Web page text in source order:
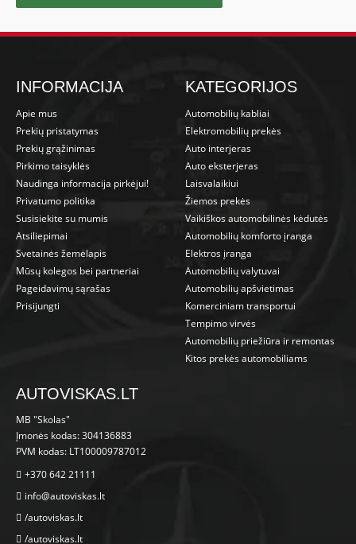
INFORMACIJA
Apie mus
Prekių pristatymas
Prekių grąžinimas
Pirkimo taisyklės
Naudinga informacija pirkėjui!
Privatumo politika
Susisiekite su mumis
Atsiliepimai
Svetainės žemėlapis
Mūsų kolegos bei partneriai
Pageidavimų sąrašas
Prisijungti
KATEGORIJOS
Automobilių kabliai
Elektromobilių prekės
Auto interjeras
Auto eksterjeras
Laisvalaikiui
Žiemos prekės
Vaikiškos automobilinės kėdutės
Automobilių komforto įranga
Elektros įranga
Automobilių valytuvai
Automobilių apšvietimas
Komerciniam transportui
Tempimo virvės
Automobilių priežiūra ir remontas
Kitos prekės automobiliams
AUTOVISKAS.LT
MB "Skolas"
Įmonės kodas: 304136883
PVM kodas: LT100009787012
+370 642 21111
info@autoviskas.lt
/autoviskas.lt
/autoviskas.lt